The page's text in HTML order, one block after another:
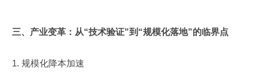
三、产业变革：从“技术验证”到“规模化落地”的临界点
1. 规模化降本加速